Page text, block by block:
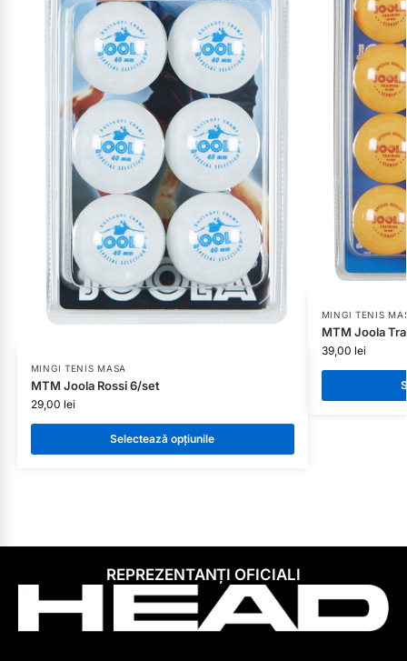
MINGI TENIS MASA
MTM Joola Rossi 6/set
29,00 lei
Selectează opțiunile
MINGI TENIS
MTM Joola
39,00 lei
REPREZENTANȚI OFICIALI